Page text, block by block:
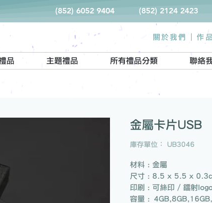
(852) 6052 9404 (852) 2124 2423
關於我們 | 作
品 主題禮品 所有禮品分類 聯絡
金屬卡片USB
庫存單位： UB3046
材料 : 金屬
尺寸 : 8.5 x 5.5 x
印刷 : 可絲印 / 鐳射
容量 : 4GB,8GB,16GB,